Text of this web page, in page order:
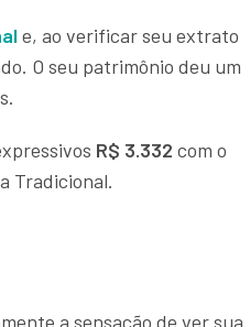
e, ao verificar seu extrato
O seu patrimônio deu um
R$ 3.332 com o
Tradicional.
a sensação de ver sua